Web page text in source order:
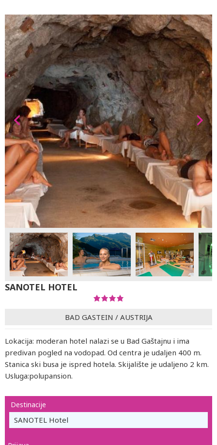
SANOTEL HOTEL
BAD GASTEIN / AUSTRIJA
Lokacija: moderan hotel nalazi se u Bad Gaštajnu i ima
predivan pogled na vodopad. Od centra je udaljen 400 m.
Stanica ski busa je ispred hotela. Skijalište je udaljeno 2 km.
Usluga:polupansion.
Destinacije
SANOTEL Hotel